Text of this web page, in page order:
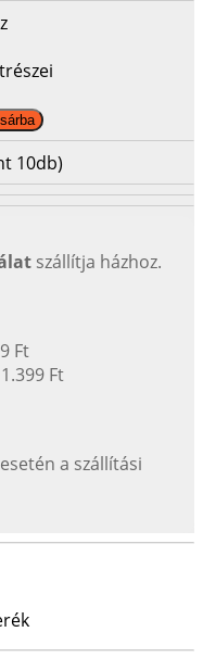
10db)
szállítja házhoz.
Ft
Ft
a szállítási